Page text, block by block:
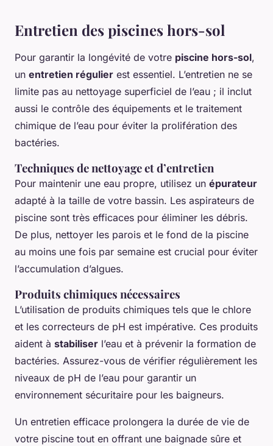
Entretien des piscines hors-sol
Pour garantir la longévité de votre piscine hors-sol,
un entretien régulier est essentiel. L’entretien ne se
limite pas au nettoyage superficiel de l’eau ; il inclut
aussi le contrôle des équipements et le traitement
chimique de l’eau pour éviter la prolifération des
bactéries.
Techniques de nettoyage et d’entretien
Pour maintenir une eau propre, utilisez un épurateur
adapté à la taille de votre bassin. Les aspirateurs de
piscine sont très efficaces pour éliminer les débris.
De plus, nettoyer les parois et le fond de la piscine
au moins une fois par semaine est crucial pour éviter
l’accumulation d’algues.
Produits chimiques nécessaires
L’utilisation de produits chimiques tels que le chlore
et les correcteurs de pH est impérative. Ces produits
aident à stabiliser l’eau et à prévenir la formation de
bactéries. Assurez-vous de vérifier régulièrement les
niveaux de pH de l’eau pour garantir un
environnement sécuritaire pour les baigneurs.
Un entretien efficace prolongera la durée de vie de
votre piscine tout en offrant une baignade sûre et